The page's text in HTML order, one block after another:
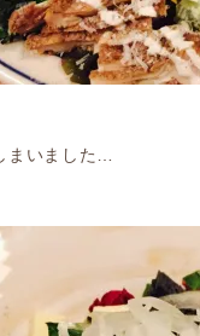
まいました…